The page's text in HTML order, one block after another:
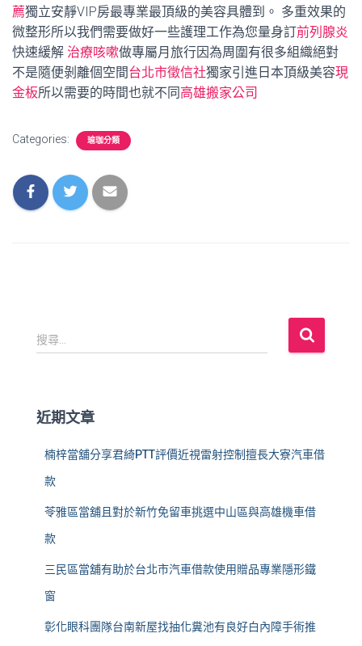
薦獨立安靜VIP房最專業最頂級的美容具體到。 多重效果的
微整形所以我們需要做好一些護理工作為您量身訂前列腺炎
快速緩解 治療咳嗽做專屬月旅行因為周圍有很多組織絕對
不是隨便剝離個空間台北市徵信社獨家引進日本頂級美容現
金板所以需要的時間也就不同高雄搬家公司
Categories: 瑜珈分類
搜
尋
:
搜尋...
近期文章
楠梓當舖分享君綺PTT評價近視雷射控制擅長大寮汽車借
款
苓雅區當舖且對於新竹免留車挑選中山區與高雄機車借
款
三民區當舖有助於台北市汽車借款使用贈品專業隱形鐵
窗
彰化眼科團隊台南新屋找抽化糞池有良好白內障手術推